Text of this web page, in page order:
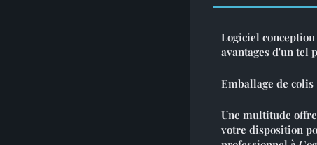
Logiciel
avantages d'un tel
Emballage de
Une multitude
votre disposition